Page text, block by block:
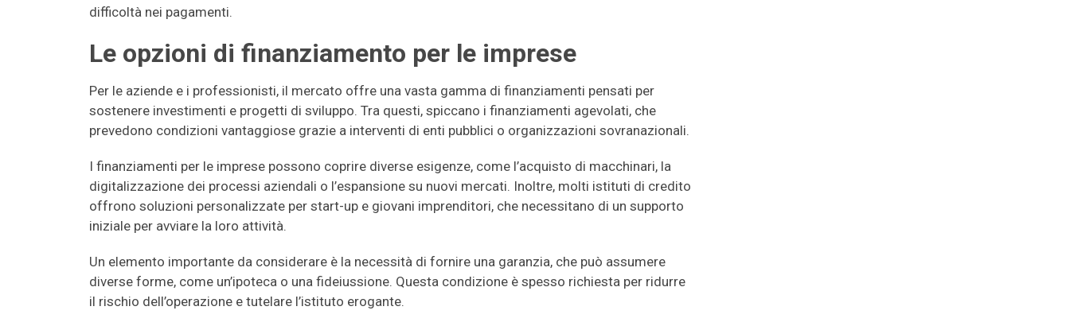
difficoltà nei pagamenti.
Le opzioni di finanziamento per le imprese
Per le aziende e i professionisti, il mercato offre una vasta gamma di finanziamenti pensati per
sostenere investimenti e progetti di sviluppo. Tra questi, spiccano i finanziamenti agevolati, che
prevedono condizioni vantaggiose grazie a interventi di enti pubblici o organizzazioni sovranazionali.
I finanziamenti per le imprese possono coprire diverse esigenze, come l’acquisto di macchinari, la
digitalizzazione dei processi aziendali o l’espansione su nuovi mercati. Inoltre, molti istituti di credito
offrono soluzioni personalizzate per start-up e giovani imprenditori, che necessitano di un supporto
iniziale per avviare la loro attività.
Un elemento importante da considerare è la necessità di fornire una garanzia, che può assumere
diverse forme, come un’ipoteca o una fideiussione. Questa condizione è spesso richiesta per ridurre
il rischio dell’operazione e tutelare l’istituto erogante.